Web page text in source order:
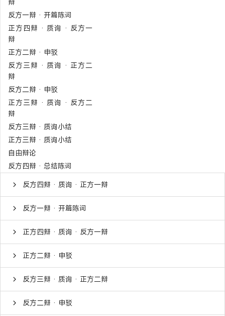
反方一辩 · 开篇陈词
正方四辩 · 质询 · 反方一
辩
正方二辩 · 申驳
反方三辩 · 质询 · 正方二
辩
反方二辩 · 申驳
正方三辩 · 质询 · 反方二
辩
反方三辩 · 质询小结
正方三辩 · 质询小结
自由辩论
反方四辩 · 总结陈词
反方四辩 · 质询 · 正方一辩
反方一辩 · 开篇陈词
正方四辩 · 质询 · 反方一辩
正方二辩 · 申驳
反方三辩 · 质询 · 正方二辩
反方二辩 · 申驳